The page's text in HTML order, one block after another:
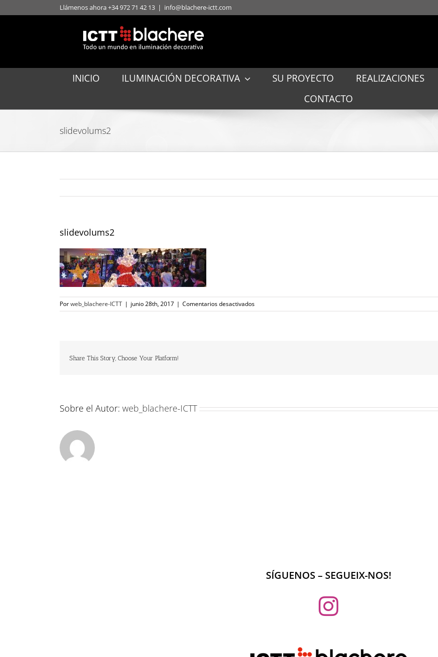
al
Llámenos ahora +34 972 71 42 13 | info@blachere-ictt.com
INICIO ILUMINACIÓN DECORATIVA SU PROYECTO REALIZACIONES
CONTACTO
slidevolums2
slidevolums2
Porweb_blachere-ICTT | junio 28th, 2017 | Comentarios desactivadosen
slidevolums2
Share This Story, Choose Your Platform!
Sobre el Autor: web_blachere-ICTT
SÍGUENOS – SEGUEIX-NOS!